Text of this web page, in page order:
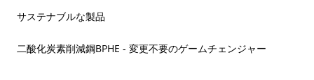
サステナブルな製品
二酸化炭素削減鋼BPHE - 変更不要のゲームチェンジャー